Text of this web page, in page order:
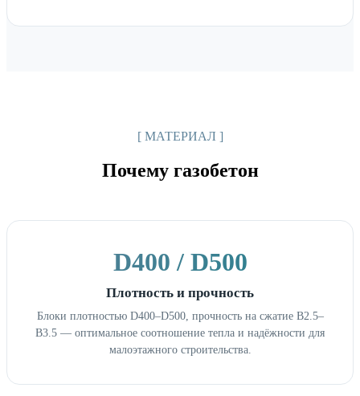
[ МАТЕРИАЛ ]
Почему газобетон
D400 / D500
Плотность и прочность
Блоки плотностью D400–D500, прочность на сжатие B2.5–
B3.5 — оптимальное соотношение тепла и надёжности для
малоэтажного строительства.